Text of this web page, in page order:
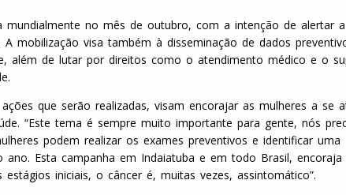
mundialmente no mês de outubro, com a intenção de alertar
mobilização visa também à disseminação de dados
além de lutar por direitos como o atendimento médico e o
que serão realizadas, visam encorajar as mulheres a se
“Este tema é sempre muito importante para gente, nós
podem realizar os exames preventivos e identificar uma
Esta campanha em Indaiatuba e em todo Brasil, encoraja
iniciais, o câncer é, muitas vezes, assintomático”.